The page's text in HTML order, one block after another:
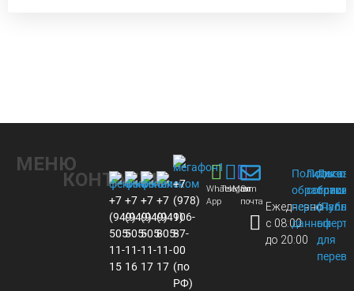
МЕНЮ
КОНТАКТЫ
+7
(949)
505-
11-
15
+7
(949)
505-
11-
16
+7
(949)
505-
11-
17
+7
(949)
805-
11-
17
+7
(978)
106-
87-
00
(по
РФ)
Whats
App
Telegram
MaxЭл.
почта Ежедневно
с 08:00
до 20:00
Политика
обработки
данных
для